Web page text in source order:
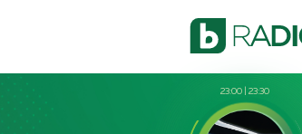
23:00 23:30